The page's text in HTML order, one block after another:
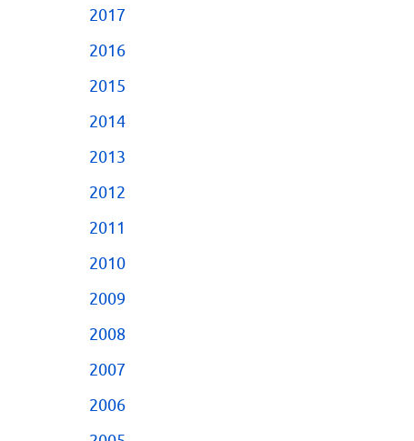
2017
2016
2015
2014
2013
2012
2011
2010
2009
2008
2007
2006